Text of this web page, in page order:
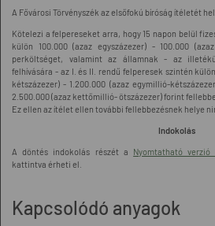
A Fővárosi Törvényszék az elsőfokú bíróság ítéletét
Kötelezi a felpereseket arra, hogy 15 napon belül
külön 100.000 (azaz egyszázezer) - 100.000
perköltséget, valamint az államnak - az
felhívására - az I. és II. rendű felperesek szintén
kétszázezer) - 1.200.000 (azaz egymillió-
2.500.000 (azaz kettőmillió- ötszázezer) forint
Ez ellen az ítélet ellen további fellebbezésnek helye
Indokolás
A döntés indokolás részét a Nyomtatható verzió
kattintva érheti el.
Kapcsolódó anyagok